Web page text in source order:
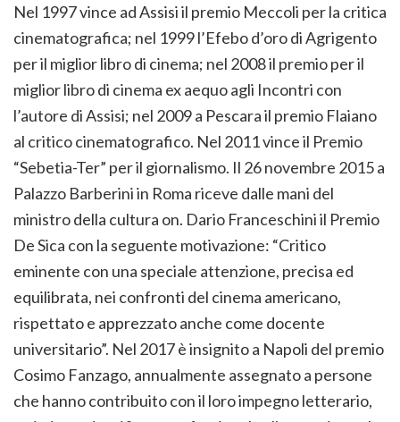
Nel 1997 vince ad Assisi il premio Meccoli per la critica
cinematografica; nel 1999 l’Efebo d’oro di Agrigento
per il miglior libro di cinema; nel 2008 il premio per il
miglior libro di cinema ex aequo agli Incontri con
l’autore di Assisi; nel 2009 a Pescara il premio Flaiano
al critico cinematografico. Nel 2011 vince il Premio
“Sebetia-Ter” per il giornalismo. Il 26 novembre 2015 a
Palazzo Barberini in Roma riceve dalle mani del
ministro della cultura on. Dario Franceschini il Premio
De Sica con la seguente motivazione: “Critico
eminente con una speciale attenzione, precisa ed
equilibrata, nei confronti del cinema americano,
rispettato e apprezzato anche come docente
universitario”. Nel 2017 è insignito a Napoli del premio
Cosimo Fanzago, annualmente assegnato a persone
che hanno contribuito con il loro impegno letterario,